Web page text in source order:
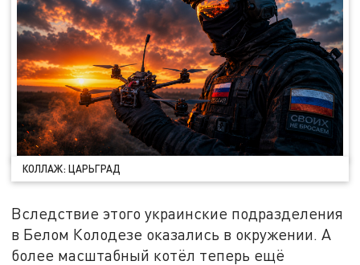
КОЛЛАЖ: ЦАРЬГРАД
Вследствие этого украинские подразделения
в Белом Колодезе оказались в окружении. А
более масштабный котёл теперь ещё